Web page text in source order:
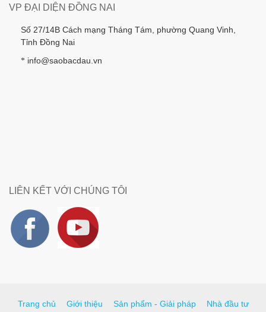
VP ĐẠI DIỆN ĐỒNG NAI
Số 27/14B Cách mạng Tháng Tám, phường Quang Vinh,
Tỉnh Đồng Nai
* info@saobacdau.vn
LIÊN KẾT VỚI CHÚNG TÔI
Trang chủ Giới thiệu Sản phẩm - Giải pháp Nhà đầu tư